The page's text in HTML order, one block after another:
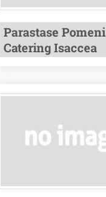
Parastase Pomeni
Catering Isaccea